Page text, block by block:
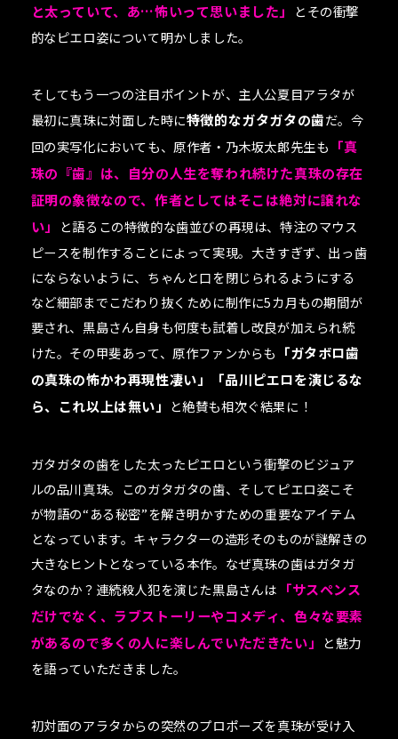
と太っていて、あ…怖いって思いました」
とその衝撃
的なピエロ姿について明かしました。
そしてもう一つの注目ポイントが、主人公夏目アラタが
最初に真珠に対面した時に特徴的なガタガタの歯だ。今
回の実写化においても、原作者・乃木坂太郎先生も 「真
珠の『歯』は、自分の人生を奪われ続けた真珠の存在
証明の象徴なので、作者としてはそこは絶対に譲れな
い」
と語るこの特徴的な歯並びの再現は、特注のマウス
ピースを制作することによって実現。大きすぎず、出っ歯
にならないように、ちゃんと口を閉じられるようにする
など細部までこだわり抜くために制作に5カ月もの期間が
要され、黒島さん自身も何度も試着し改良が加えられ続
けた。その甲斐あって、原作ファンからも 「ガタボロ歯
の真珠の怖かわ再現性凄い」「品川ピエロを演じるな
ら、これ以上は無い」
と絶賛も相次ぐ結果に！
ガタガタの歯をした太ったピエロという衝撃のビジュア
ルの品川真珠。このガタガタの歯、そしてピエロ姿こそ
が物語の“ある秘密”を解き明かすための重要なアイテム
となっています。キャラクターの造形そのものが謎解きの
大きなヒントとなっている本作。なぜ真珠の歯はガタガ
タなのか？連続殺人犯を演じた黒島さんは 「サスペンス
だけでなく、ラブストーリーやコメディ、色々な要素
があるので多くの人に楽しんでいただきたい」
と魅力
を語っていただきました。
初対面のアラタからの突然のプロポーズを真珠が受け入